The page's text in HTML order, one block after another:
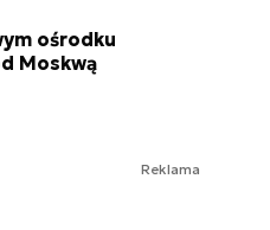
ośrodku
Moskwą
Reklama